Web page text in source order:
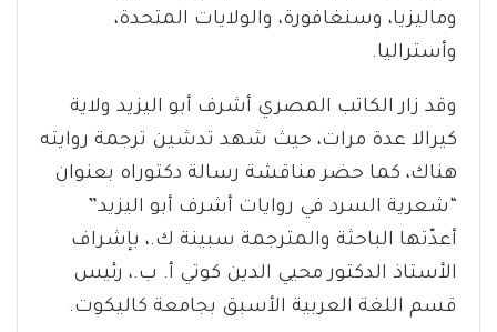
وماليزيا، وسنغافورة، والولايات المتحدة،
وأستراليا.
وقد زار الكاتب المصري أشرف أبو اليزيد ولاية
كيرالا عدة مرات، حيث شهد تدشين ترجمة روايته
هناك، كما حضر مناقشة رسالة دكتوراه بعنوان
“شعرية السرد في روايات أشرف أبو اليزيد”
أعدّتها الباحثة والمترجمة سبينة ك.، بإشراف
الأستاذ الدكتور محيي الدين كوتي أ. ب.، رئيس
قسم اللغة العربية الأسبق بجامعة كاليكوت.